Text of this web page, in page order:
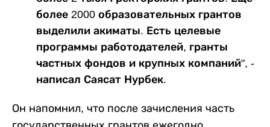
более 2000 образовательных грантов
выделили акиматы. Есть целевые
программы работодателей, гранты
частных фондов и крупных компаний", -
написал Саясат Нурбек.
Он напомнил, что после зачисления часть